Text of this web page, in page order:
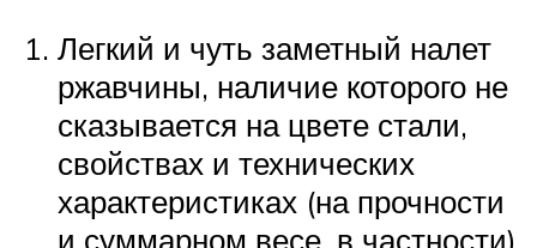
Легкий и чуть заметный налет
ржавчины, наличие которого не
сказывается на цвете стали,
свойствах и технических
характеристиках (на прочности
и суммарном весе, в частности).